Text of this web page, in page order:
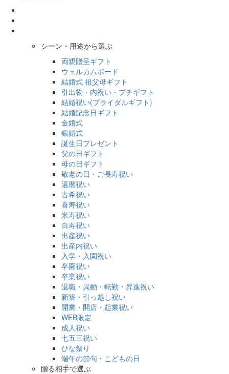
シーン・用途から選ぶ
両親贈呈ギフト
ウェルカムボード
結婚式 祖父母ギフト
引出物・内祝い・プチギフト
結婚祝い(ブライダルギフト)
結婚記念日ギフト
金婚式
銀婚式
誕生日プレゼント
父の日ギフト
母の日ギフト
敬老の日・ご長寿祝い
還暦祝い
古希祝い
喜寿祝い
米寿祝い
白寿祝い
出産祝い
出産内祝い
入学・入園祝い
卒園祝い
卒業祝い
退職・異動・転勤・昇進祝い
新築・引っ越し祝い
開業・開店・起業祝い
WEB限定
成人祝い
七五三祝い
ひな祭り
端午の節句・こどもの日
贈る相手で選ぶ